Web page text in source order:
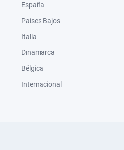
España
Países Bajos
Italia
Dinamarca
Bélgica
Internacional